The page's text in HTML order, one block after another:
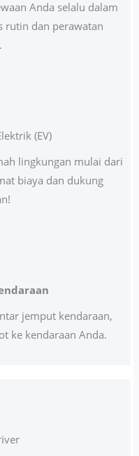
Anda selalu dalam
rutin dan perawatan
(EV)
lingkungan mulai dari
biaya dan dukung
jemput kendaraan,
ke kendaraan Anda.